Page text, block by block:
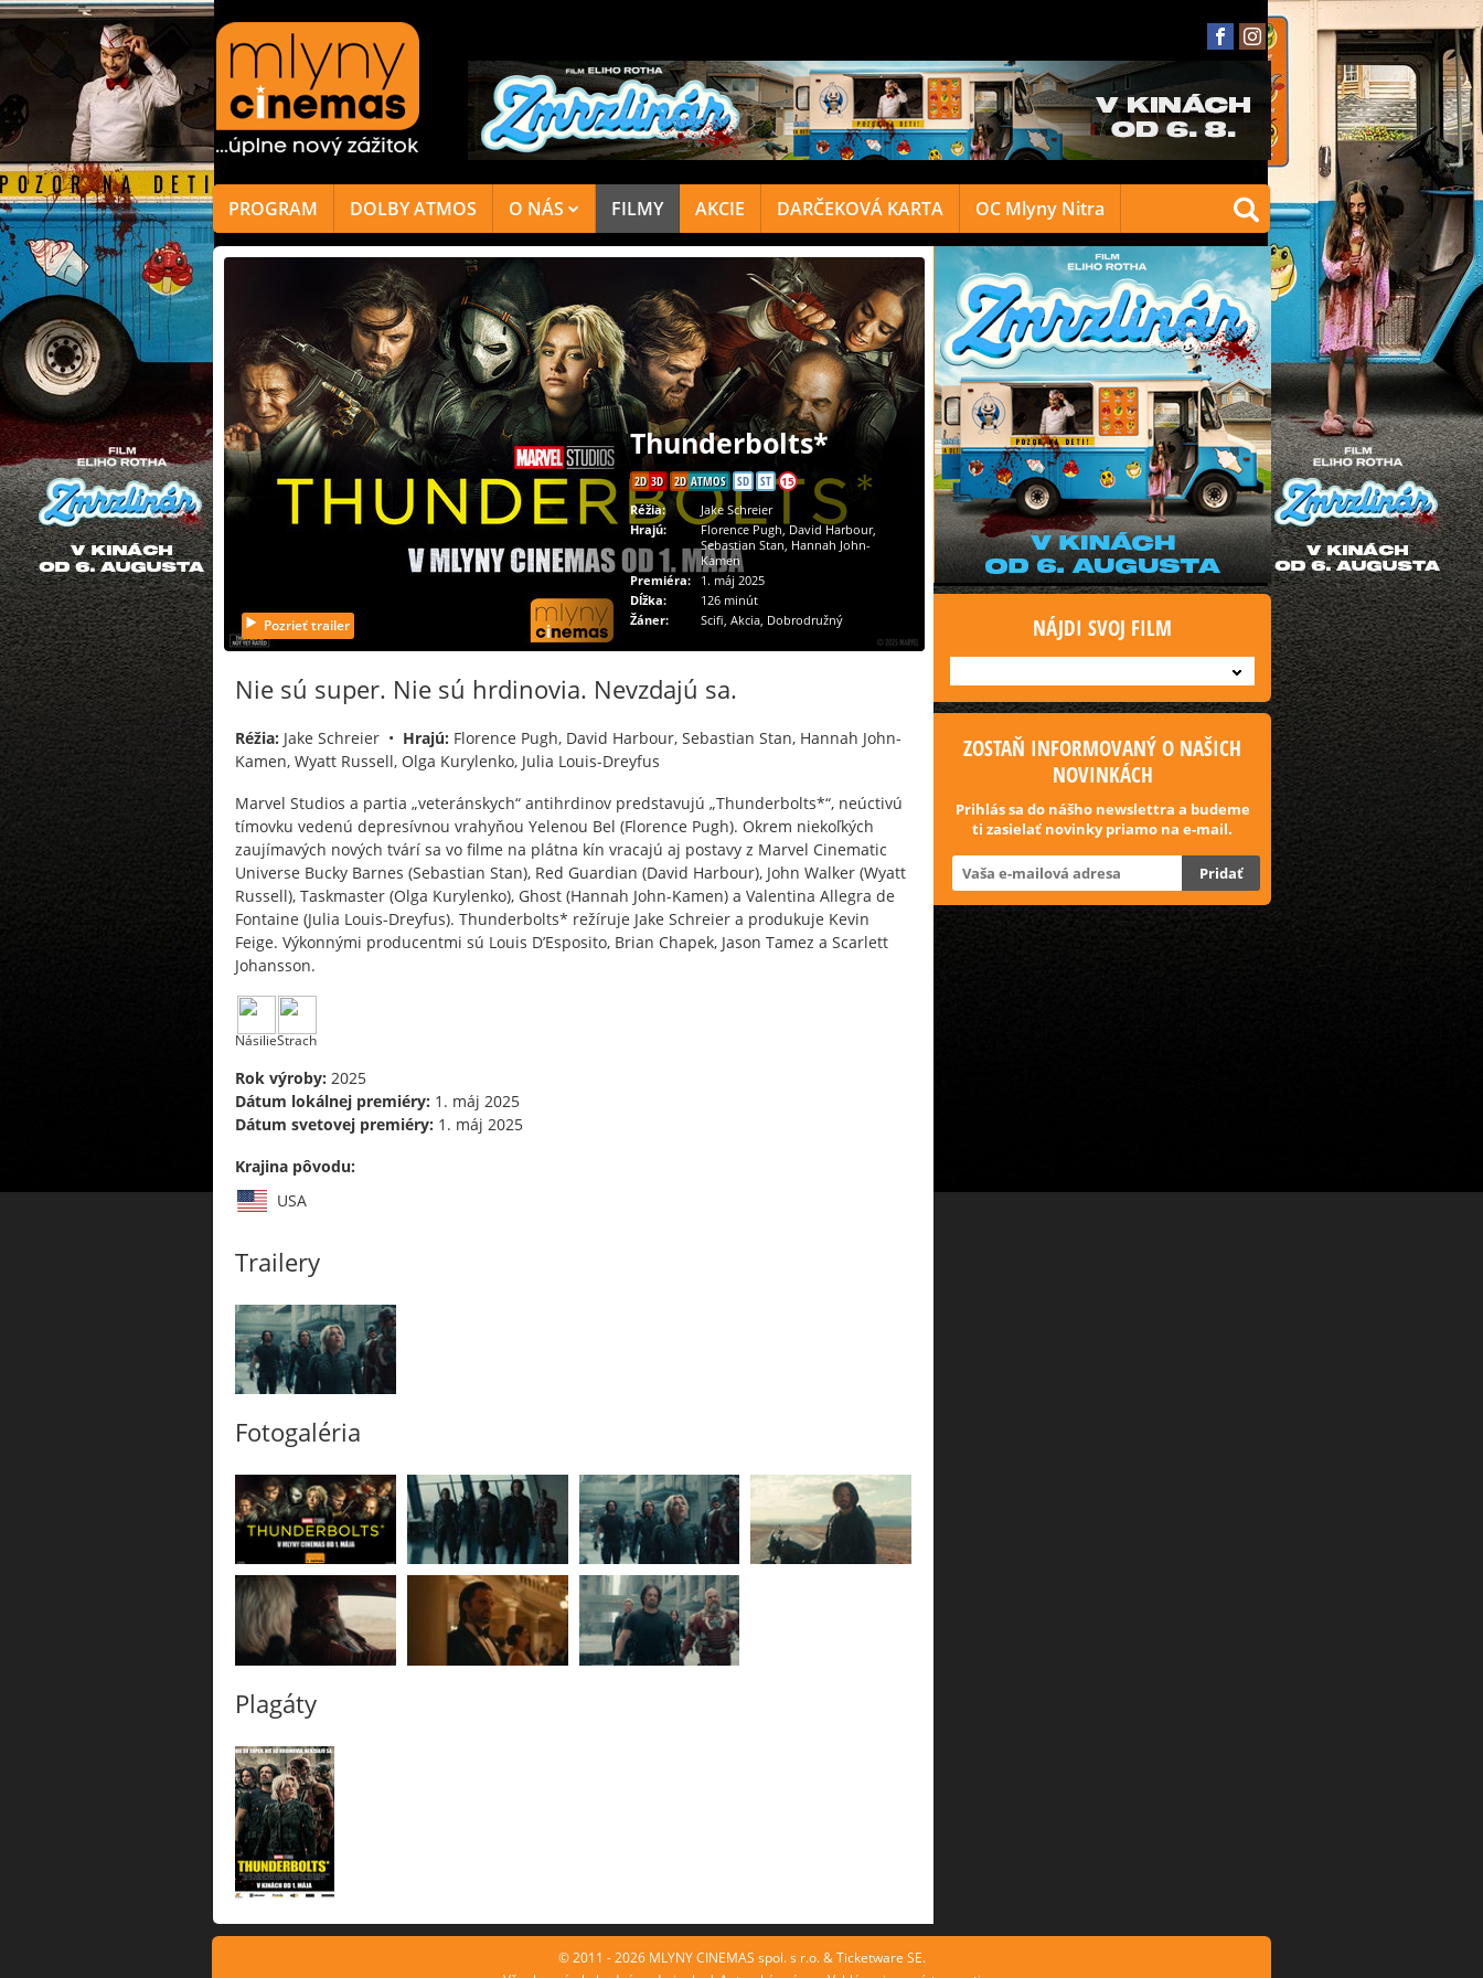
PROGRAM DOLBY ATMOS O NÁS FILMY AKCIE DARČEKOVÁ KARTA OC Mlyny Nitra
Pozrieť trailer
Thunderbolts*
2D 3D 2D ATMOS SD ST 15
Réžia:
Jake Schreier
Hrajú:
Florence Pugh, David Harbour,
Sebastian Stan, Hannah John-
Kamen
Premiéra:
1. máj 2025
Dĺžka:
126 minút
Žáner:
Scifi, Akcia, Dobrodružný
Nie sú super. Nie sú hrdinovia. Nevzdajú sa.
Réžia: Jake Schreier • Hrajú: Florence Pugh, David Harbour, Sebastian Stan, Hannah John-
Kamen, Wyatt Russell, Olga Kurylenko, Julia Louis-Dreyfus
Marvel Studios a partia „veteránskych“ antihrdinov predstavujú „Thunderbolts*“, neúctivú
tímovku vedenú depresívnou vrahyňou Yelenou Bel (Florence Pugh). Okrem niekoľkých
zaujímavých nových tvárí sa vo filme na plátna kín vracajú aj postavy z Marvel Cinematic
Universe Bucky Barnes (Sebastian Stan), Red Guardian (David Harbour), John Walker (Wyatt
Russell), Taskmaster (Olga Kurylenko), Ghost (Hannah John-Kamen) a Valentina Allegra de
Fontaine (Julia Louis-Dreyfus). Thunderbolts* režíruje Jake Schreier a produkuje Kevin
Feige. Výkonnými producentmi sú Louis D’Esposito, Brian Chapek, Jason Tamez a Scarlett
Johansson.
NásilieStrach
Rok výroby: 2025
Dátum lokálnej premiéry: 1. máj 2025
Dátum svetovej premiéry: 1. máj 2025
Krajina pôvodu:
USA
Trailery
Fotogaléria
Plagáty
NÁJDI SVOJ FILM
ZOSTAŇ INFORMOVANÝ O NAŠICH
NOVINKÁCH
Prihlás sa do nášho newslettra a budeme
ti zasielať novinky priamo na e-mail.
© 2011 - 2026 MLYNY CINEMAS spol. s r.o. & Ticketware SE.